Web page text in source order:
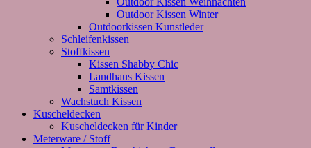
Outdoor Kissen Winter
Outdoorkissen Kunstleder
Schleifenkissen
Stoffkissen
Kissen Shabby Chic
Landhaus Kissen
Samtkissen
Wachstuch Kissen
Kuscheldecken
Kuscheldecken für Kinder
Meterware / Stoff